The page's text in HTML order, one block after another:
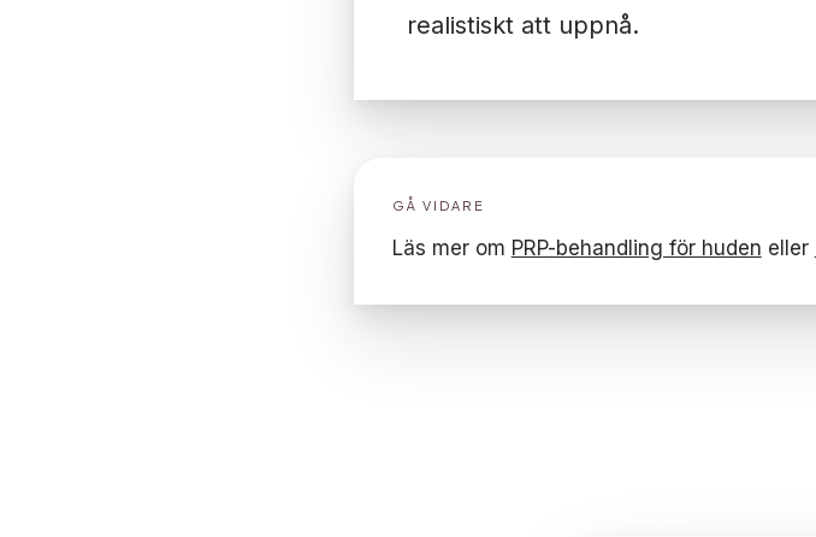
realistiskt att uppnå.
GÅ VIDARE
Läs mer om PRP-behandling för huden eller